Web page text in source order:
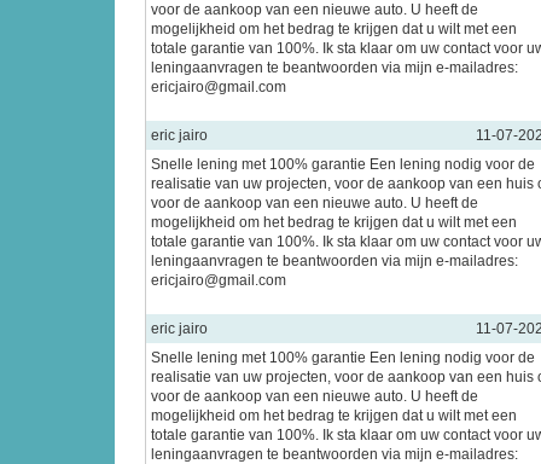
voor de aankoop van een nieuwe auto. U heeft de
mogelijkheid om het bedrag te krijgen dat u wilt met een
totale garantie van 100%. Ik sta klaar om uw contact voor
leningaanvragen te beantwoorden via mijn e-mailadres:
ericjairo@gmail.com
eric jairo
11-07-
Snelle lening met 100% garantie Een lening nodig voor de
realisatie van uw projecten, voor de aankoop van een huis
voor de aankoop van een nieuwe auto. U heeft de
mogelijkheid om het bedrag te krijgen dat u wilt met een
totale garantie van 100%. Ik sta klaar om uw contact voor
leningaanvragen te beantwoorden via mijn e-mailadres:
ericjairo@gmail.com
eric jairo
11-07-
Snelle lening met 100% garantie Een lening nodig voor de
realisatie van uw projecten, voor de aankoop van een huis
voor de aankoop van een nieuwe auto. U heeft de
mogelijkheid om het bedrag te krijgen dat u wilt met een
totale garantie van 100%. Ik sta klaar om uw contact voor
leningaanvragen te beantwoorden via mijn e-mailadres: